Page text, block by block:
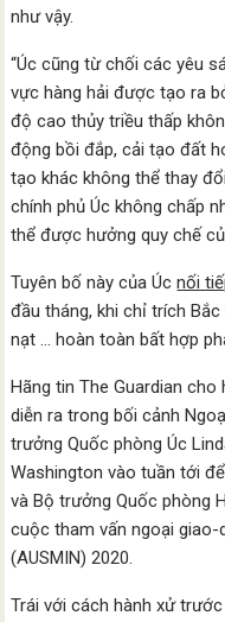
như vậy.
“Úc cũng từ chối các yêu
vực hàng hải được tạo ra
độ cao thủy triều thấp
động bồi đắp, cải tạo đất
tạo khác không thể thay
chính phủ Úc không chấp
thể được hưởng quy chế
Tuyên bố này của Úcnối
đầu tháng, khi chỉ trích
nạt … hoàn toàn bất hợp
Hãng tin The Guardian
diễn ra trong bối cảnh
trưởng Quốc phòng Úc
Washington vào tuần tới
và Bộ trưởng Quốc phòng
cuộc tham vấn ngoại
(AUSMIN) 2020.
Trái với cách hành xử